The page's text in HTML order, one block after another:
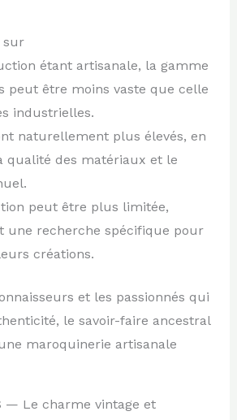
sur
étant artisanale, la gamme
peut être moins vaste que celle
industrielles.
naturellement plus élevés, en
qualité des matériaux et le
peut être plus limitée,
une recherche spécifique pour
créations.
et les passionnés qui
le savoir-faire ancestral
maroquinerie artisanale
— Le charme vintage et